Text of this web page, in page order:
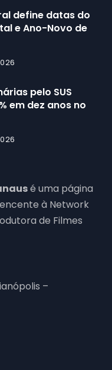
define datas do
e Ano-Novo de
pelo SUS
em dez anos no
é uma página
à Network
de Filmes
–